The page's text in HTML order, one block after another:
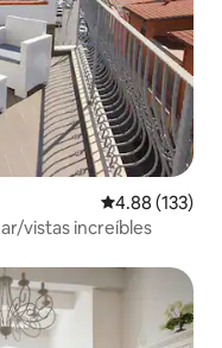
Calificación
4.88 (133)
vistas increíbles